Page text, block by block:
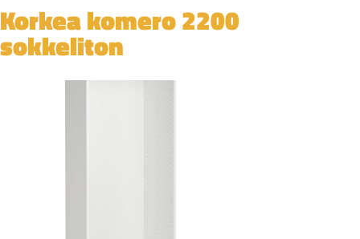
Korkea komero 2200
sokkeliton